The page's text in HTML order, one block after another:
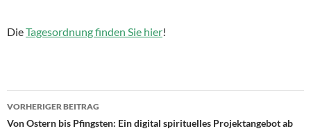
DieTagesordnung finden Sie hier!
VORHERIGER BEITRAG
Von Ostern bis Pfingsten: Ein digital spirituelles Projektangebot ab